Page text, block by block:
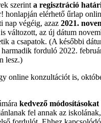
szerint a regisztráció
honlapján elérhető űrlap
nap végéig, azaz 2021.
változott, az új dátum
a csapatok. (A későbbi
forduló 2022.
lesz.)
online konzultációt is,
kedvező módosításokat
fel annak az